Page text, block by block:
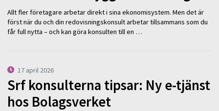
Allt fler företagare arbetar direkt i sina ekonomisystem. Men det är
först när du och din redovisningskonsult arbetar tillsammans som du
får full nytta – och kan göra konsulten till en …
17 april 2026
Srf konsulterna tipsar: Ny e-tjänst
hos Bolagsverket